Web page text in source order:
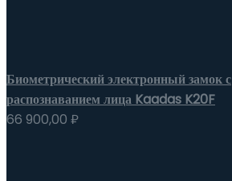
Биометрический электронный замок с
распознаванием лица Kaadas K20F
66 900,00 ₽